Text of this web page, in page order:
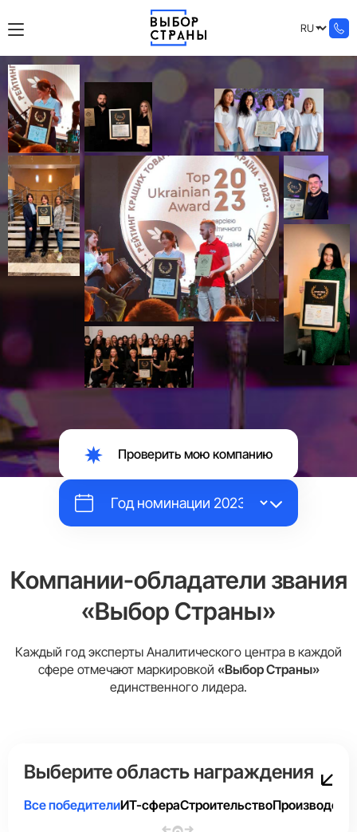
Проверить мою компанию
Компании-обладатели звания
«Выбор Страны»
Каждый год эксперты Аналитического центра в каждой
сфере отмечают маркировкой «Выбор Страны»
единственного лидера.
Выберите область награждения
Все победителиИТ-сфераСтроительство